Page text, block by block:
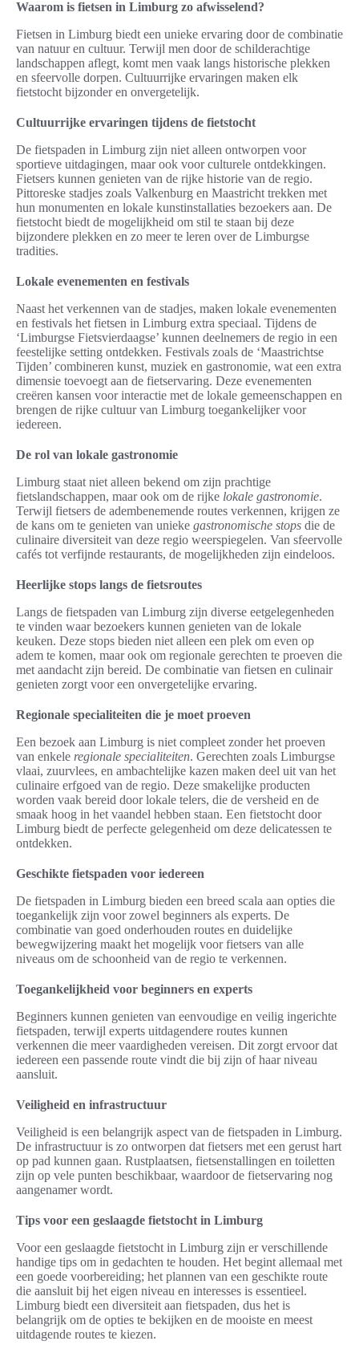
Waarom is fietsen in Limburg zo afwisselend?
Fietsen in Limburg biedt een unieke ervaring door de combinatie
van natuur en cultuur. Terwijl men door de schilderachtige
landschappen aflegt, komt men vaak langs historische plekken
en sfeervolle dorpen. Cultuurrijke ervaringen maken elk
fietstocht bijzonder en onvergetelijk.
Cultuurrijke ervaringen tijdens de fietstocht
De fietspaden in Limburg zijn niet alleen ontworpen voor
sportieve uitdagingen, maar ook voor culturele ontdekkingen.
Fietsers kunnen genieten van de rijke historie van de regio.
Pittoreske stadjes zoals Valkenburg en Maastricht trekken met
hun monumenten en lokale kunstinstallaties bezoekers aan. De
fietstocht biedt de mogelijkheid om stil te staan bij deze
bijzondere plekken en zo meer te leren over de Limburgse
tradities.
Lokale evenementen en festivals
Naast het verkennen van de stadjes, maken lokale evenementen
en festivals het fietsen in Limburg extra speciaal. Tijdens de
‘Limburgse Fietsvierdaagse’ kunnen deelnemers de regio in een
feestelijke setting ontdekken. Festivals zoals de ‘Maastrichtse
Tijden’ combineren kunst, muziek en gastronomie, wat een extra
dimensie toevoegt aan de fietservaring. Deze evenementen
creëren kansen voor interactie met de lokale gemeenschappen en
brengen de rijke cultuur van Limburg toegankelijker voor
iedereen.
De rol van lokale gastronomie
Limburg staat niet alleen bekend om zijn prachtige
fietslandschappen, maar ook om de rijke lokale gastronomie.
Terwijl fietsers de adembenemende routes verkennen, krijgen ze
de kans om te genieten van unieke gastronomische stops die de
culinaire diversiteit van deze regio weerspiegelen. Van sfeervolle
cafés tot verfijnde restaurants, de mogelijkheden zijn eindeloos.
Heerlijke stops langs de fietsroutes
Langs de fietspaden van Limburg zijn diverse eetgelegenheden
te vinden waar bezoekers kunnen genieten van de lokale
keuken. Deze stops bieden niet alleen een plek om even op
adem te komen, maar ook om regionale gerechten te proeven die
met aandacht zijn bereid. De combinatie van fietsen en culinair
genieten zorgt voor een onvergetelijke ervaring.
Regionale specialiteiten die je moet proeven
Een bezoek aan Limburg is niet compleet zonder het proeven
van enkele regionale specialiteiten. Gerechten zoals Limburgse
vlaai, zuurvlees, en ambachtelijke kazen maken deel uit van het
culinaire erfgoed van de regio. Deze smakelijke producten
worden vaak bereid door lokale telers, die de versheid en de
smaak hoog in het vaandel hebben staan. Een fietstocht door
Limburg biedt de perfecte gelegenheid om deze delicatessen te
ontdekken.
Geschikte fietspaden voor iedereen
De fietspaden in Limburg bieden een breed scala aan opties die
toegankelijk zijn voor zowel beginners als experts. De
combinatie van goed onderhouden routes en duidelijke
bewegwijzering maakt het mogelijk voor fietsers van alle
niveaus om de schoonheid van de regio te verkennen.
Toegankelijkheid voor beginners en experts
Beginners kunnen genieten van eenvoudige en veilig ingerichte
fietspaden, terwijl experts uitdagendere routes kunnen
verkennen die meer vaardigheden vereisen. Dit zorgt ervoor dat
iedereen een passende route vindt die bij zijn of haar niveau
aansluit.
Veiligheid en infrastructuur
Veiligheid is een belangrijk aspect van de fietspaden in Limburg.
De infrastructuur is zo ontworpen dat fietsers met een gerust hart
op pad kunnen gaan. Rustplaatsen, fietsenstallingen en toiletten
zijn op vele punten beschikbaar, waardoor de fietservaring nog
aangenamer wordt.
Tips voor een geslaagde fietstocht in Limburg
Voor een geslaagde fietstocht in Limburg zijn er verschillende
handige tips om in gedachten te houden. Het begint allemaal met
een goede voorbereiding; het plannen van een geschikte route
die aansluit bij het eigen niveau en interesses is essentieel.
Limburg biedt een diversiteit aan fietspaden, dus het is
belangrijk om de opties te bekijken en de mooiste en meest
uitdagende routes te kiezen.